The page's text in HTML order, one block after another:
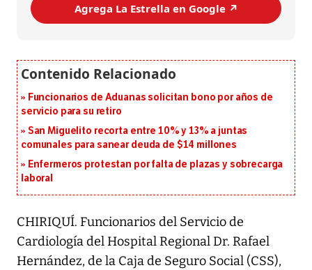
Agrega La Estrella en Google ↗️
Funcionarios de Aduanas solicitan bono por años de
servicio para su retiro
San Miguelito recorta entre 10% y 13% a juntas
comunales para sanear deuda de $14 millones
Enfermeros protestan por falta de plazas y sobrecarga
laboral
CHIRIQUÍ. Funcionarios del Servicio de
Cardiología del Hospital Regional Dr. Rafael
Hernández, de la Caja de Seguro Social (CSS),